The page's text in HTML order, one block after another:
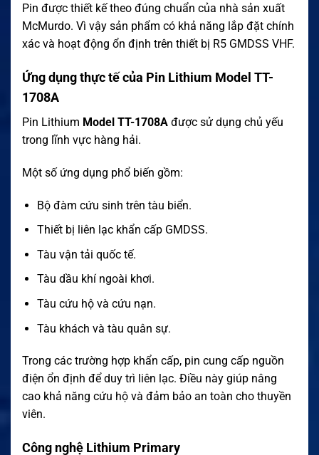
Pin được thiết kế theo đúng chuẩn của nhà sản xuất
McMurdo. Vì vậy sản phẩm có khả năng lắp đặt chính
xác và hoạt động ổn định trên thiết bị R5 GMDSS VHF.
Ứng dụng thực tế của Pin Lithium Model TT-
1708A
Pin Lithium Model TT-1708A được sử dụng chủ yếu
trong lĩnh vực hàng hải.
Một số ứng dụng phổ biến gồm:
Bộ đàm cứu sinh trên tàu biển.
Thiết bị liên lạc khẩn cấp GMDSS.
Tàu vận tải quốc tế.
Tàu dầu khí ngoài khơi.
Tàu cứu hộ và cứu nạn.
Tàu khách và tàu quân sự.
Trong các trường hợp khẩn cấp, pin cung cấp nguồn
điện ổn định để duy trì liên lạc. Điều này giúp nâng
cao khả năng cứu hộ và đảm bảo an toàn cho thuyền
viên.
Công nghệ Lithium Primary